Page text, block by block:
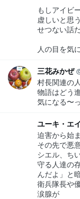
もしアイビ
虚しいと思う
せつない話
人の目を気
三花みかぜ
村長関連の
物語はどう
気になる〜っ
ユーキ・エ
迫害から始
その先で悪
シエル、ち
守る人達の
んだよ」と
衛兵隊長や
涙腺が